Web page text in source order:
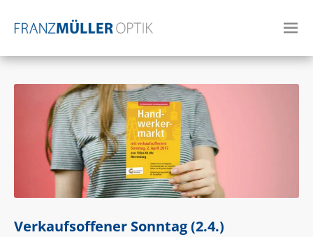
Verkaufsoffener Sonntag (2.4.)